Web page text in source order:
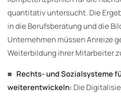
quantitativ untersucht. Die
in die Berufsberatung und die
Unternehmen müssen Anreize
Weiterbildung ihrer Mitarbeiter
■ Rechts- und Sozialsysteme
weiterentwickeln: Die